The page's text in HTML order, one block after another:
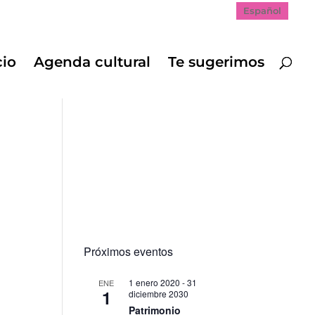
Español
Agenda cultural Te sugerimos
Próximos eventos
ENE
1
1 enero 2020 -31
diciembre 2030
Patrimonio